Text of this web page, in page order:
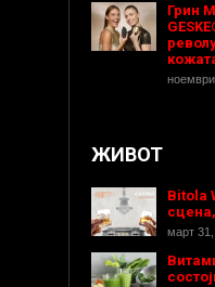
Грин
ЖИВОТ
Bitola
март